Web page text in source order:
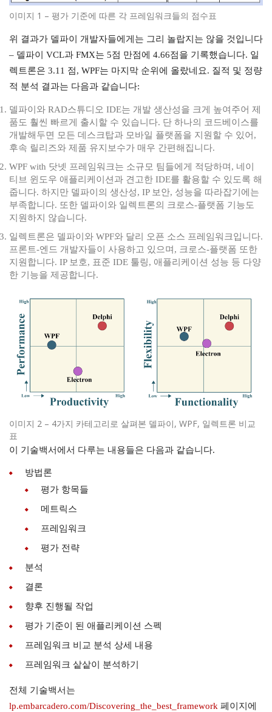
이미지 1 – 평가 기준에 따른 각 프레임워크들의 점수표
위 결과가 델파이 개발자들에게는 그리 놀랍지는 않을 것입니다
– 델파이 VCL과 FMX는 5점 만점에 4.66점을 기록했습니다. 일
렉트론은 3.11 점, WPF는 마지막 순위에 올랐네요. 질적 및 정량
적 분석 결과는 다음과 같습니다:
델파이와 RAD스튜디오 IDE는 개발 생산성을 크게 높여주어 제
품도 훨씬 빠르게 출시할 수 있습니다. 단 하나의 코드베이스를
개발해두면 모든 데스크탑과 모바일 플랫폼을 지원할 수 있어,
후속 릴리즈와 제품 유지보수가 매우 간편해집니다.
WPF with 닷넷 프레임워크는 소규모 팀들에게 적당하며, 네이
티브 윈도우 애플리케이션과 견고한 IDE를 활용할 수 있도록 해
줍니다. 하지만 델파이의 생산성, IP 보안, 성능을 따라잡기에는
부족합니다. 또한 델파이와 일렉트론의 크로스-플랫폼 기능도
지원하지 않습니다.
일렉트론은 델파이와 WPF와 달리 오픈 소스 프레임워크입니다.
프론트-엔드 개발자들이 사용하고 있으며, 크로스-플랫폼 또한
지원합니다. IP 보호, 표준 IDE 툴링, 애플리케이션 성능 등 다양
한 기능을 제공합니다.
이미지 2 – 4가지 카테고리로 살펴본 델파이, WPF, 일렉트론 비교
표
이 기술백서에서 다루는 내용들은 다음과 같습니다.
방법론
평가 항목들
메트릭스
프레임워크
평가 전략
분석
결론
향후 진행될 작업
평가 기준이 된 애플리케이션 스펙
프레임워크 비교 분석 상세 내용
프레임워크 샅샅이 분석하기
전체 기술백서는
lp.embarcadero.com/Discovering_the_best_framework 페이지에